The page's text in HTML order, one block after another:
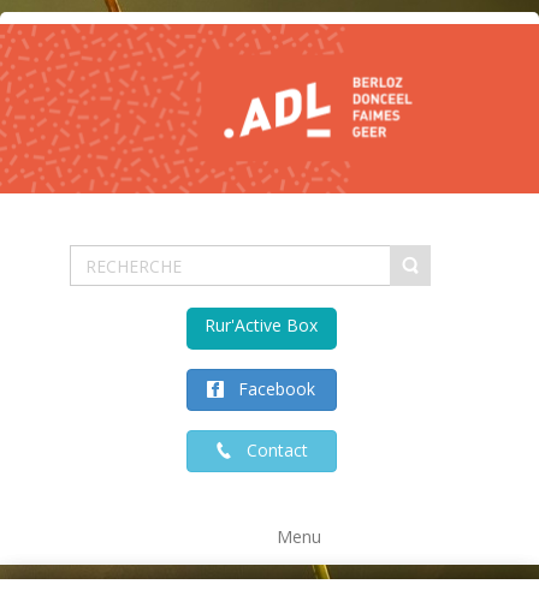
Facebook
Contact
Rur'Active Box
Menu